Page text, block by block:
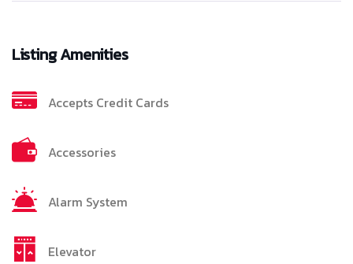
Listing Amenities
Accepts Credit Cards
Accessories
Alarm System
Elevator